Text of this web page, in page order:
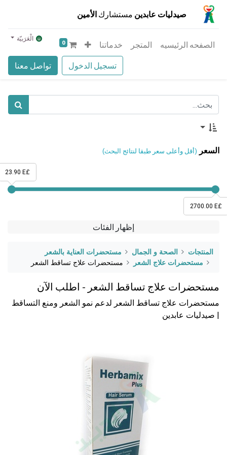
صيدليات عابدين مستشارك الأمين
تسجيل الدخول تواصل معنا
الصفحه الرئيسيه المتجر خدماتنا 0 الْعَرَبيّة
إظهار الفئات
السعر (أقل وأعلى سعر طبقا لنتائج البحث)
2700.00 E£
23.90 E£
المنتجات الصحة و الجمال
مستحضرات العناية بالشعر
مستحضرات علاج الشعر
مستحضرات علاج تساقط الشعر
مستحضرات علاج تساقط الشعر - اطلب الآن
مستحضرات علاج تساقط الشعر لدعم نمو الشعر ومنع التساقط
| صيدليات عابدين